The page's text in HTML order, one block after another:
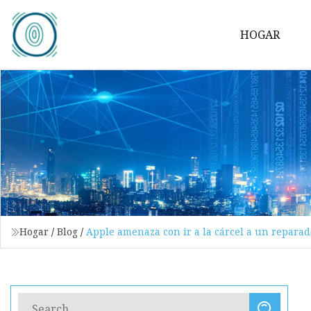
HOGAR
Hogar / Blog / Apple amenaza con ir a la cárcel a un